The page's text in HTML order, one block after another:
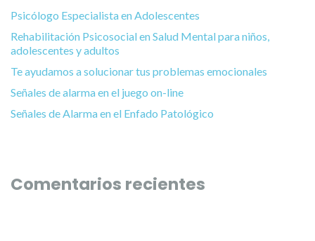
Psicólogo Especialista en Adolescentes
Rehabilitación Psicosocial en Salud Mental para niños,
adolescentes y adultos
Te ayudamos a solucionar tus problemas emocionales
Señales de alarma en el juego on-line
Señales de Alarma en el Enfado Patológico
Comentarios recientes